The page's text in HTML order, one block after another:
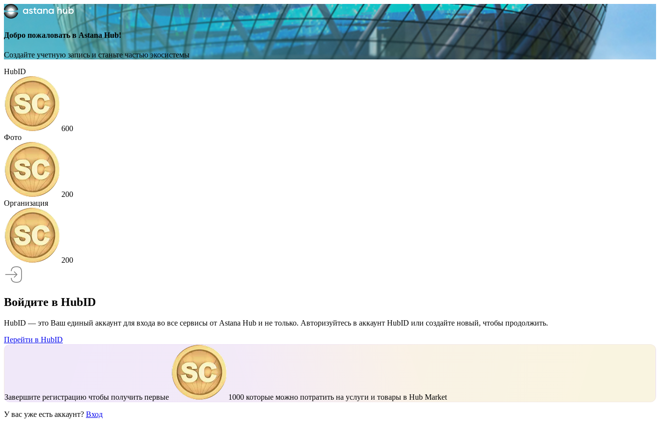
Добро пожаловать в Astana Hub!
Создайте учетную запись и станьте частью экосистемы
HubID
600
Фото
200
Организация
200
Войдите в HubID
HubID — это Ваш единый аккаунт для входа во все сервисы от Astana Hub и не только. Авторизуйтесь в аккаунт HubID или создайте новый, чтобы продолжить.
Перейти в HubID
Завершите регистрацию чтобы получить первые 1000 которые можно потратить на услуги и товары в Hub Market
У вас уже есть аккаунт? Вход